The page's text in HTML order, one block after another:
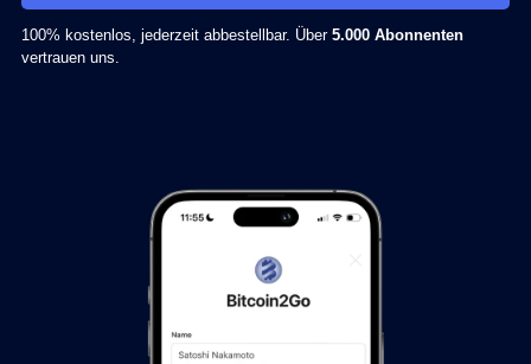
100% kostenlos, jederzeit abbestellbar. Über 5.000 Abonnenten
vertrauen uns.